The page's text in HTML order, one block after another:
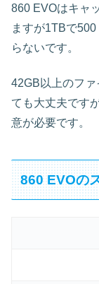
860 EVOはキャ
ますが1TBで
らないです。
42GB以上のファ
ても大丈夫です
意が必要です。
860 EVOの